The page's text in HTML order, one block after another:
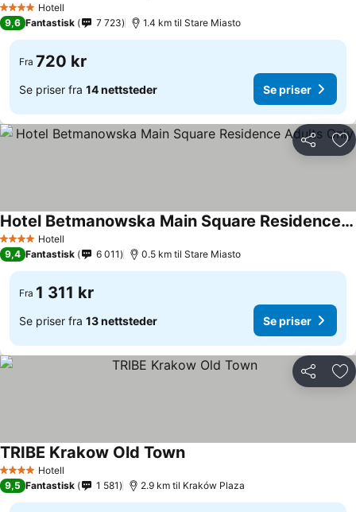
4 StjernerHotell
9,6 Fantastisk 7 723 1.4 km til Stare Miasto
Fra 720 kr
Se priser fra 14 nettsteder Se priser
Del
4 StjernerHotell
Hotel Betmanowska Main Square Residence Adults Only
9,4 Fantastisk 6 011 0.5 km til Stare Miasto
Fra 1 311 kr
Se priser fra 13 nettsteder Se priser
Del
4 StjernerHotell
TRIBE Krakow Old Town
9,5 Fantastisk 1 581 2.9 km til Kraków Plaza